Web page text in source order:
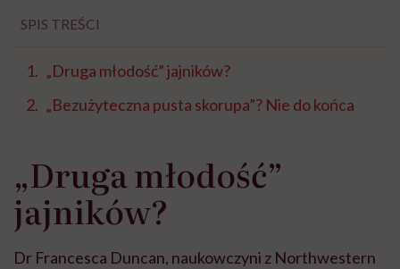
SPIS TREŚCI
„Druga młodość” jajników?
„Bezużyteczna pusta skorupa”? Nie do końca
„Druga młodość”
jajników?
Dr Francesca Duncan, naukowczyni z Northwestern